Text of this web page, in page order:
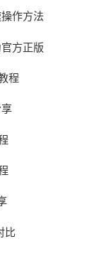
作方法
方正版
程
比